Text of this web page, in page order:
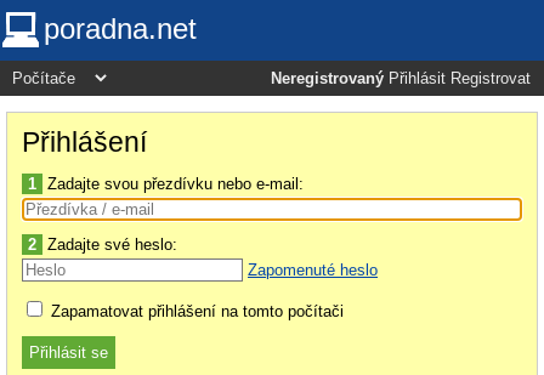
poradna.net
Neregistrovaný Přihlásit Registrovat
Přihlášení
1 Zadajte svou přezdívku nebo e-mail:
2 Zadajte své heslo:
Zapomenuté heslo
Zapamatovat přihlášení na tomto počítači